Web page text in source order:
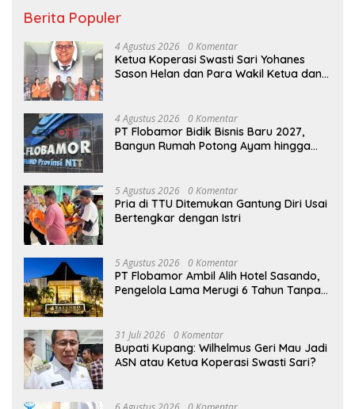
Berita Populer
4 Agustus 2026 0 Komentar
Ketua Koperasi Swasti Sari Yohanes
Sason Helan dan Para Wakil Ketua dan
Menyambut Sukacita
4 Agustus 2026 0 Komentar
PT Flobamor Bidik Bisnis Baru 2027,
Bangun Rumah Potong Ayam hingga
5 Agustus 2026 0 Komentar
Pria di TTU Ditemukan Gantung Diri Usai
Bertengkar dengan Istri
5 Agustus 2026 0 Komentar
PT Flobamor Ambil Alih Hotel Sasando,
Pengelola Lama Merugi 6 Tahun Tanpa
31 Juli 2026 0 Komentar
Bupati Kupang: Wilhelmus Geri Mau Jadi
ASN atau Ketua Koperasi Swasti Sari?